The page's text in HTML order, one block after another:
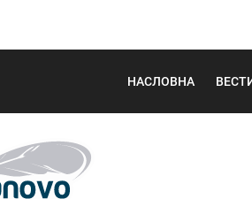
НАСЛОВНА